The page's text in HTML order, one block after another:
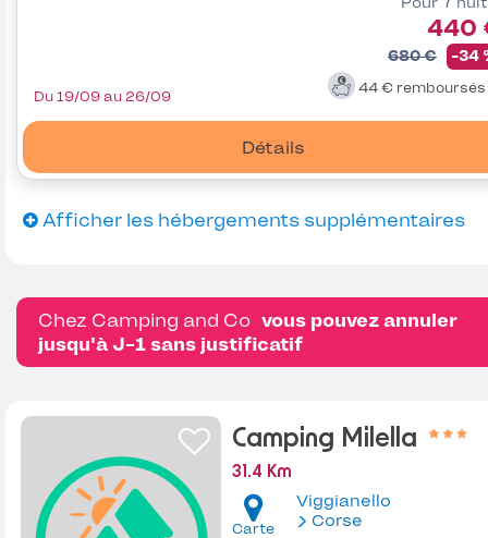
440
680 € -34
44 € remboursés
Détails
Du 19/09 au 26/09
Afficher les hébergements supplémentaires
Chez Camping and Co vous pouvez annuler
jusqu'à J-1 sans justificatif
Camping Milella
31.4 Km
Carte
Viggianello
Corse